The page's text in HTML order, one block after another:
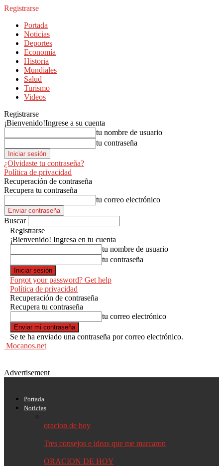
Registrarse
Portada
Noticias
Deportes
Economía
Historia
Mundiales
Salud
Turismo
Videos
Registrarse
¡Bienvenido!Ingrese a su cuenta
tu nombre de usuario
tu contraseña
¿Olvidaste tu contraseña?
Política de privacidad
Recuperación de contraseña
Recupera tu contraseña
tu correo electrónico
Buscar
Registrarse
¡Bienvenido! Ingresa en tu cuenta
tu nombre de usuario
tu contraseña
Forgot your password? Get help
Política de privacidad
Recuperación de contraseña
Recupera tu contraseña
tu correo electrónico
Se te ha enviado una contraseña por correo electrónico.
Mocanos.net
Advertisement
Portada
Noticias
oracion de hoy
Tres consejos e ideas que me marcaron
ORACION DE HOY